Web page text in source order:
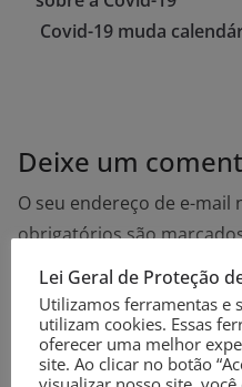
Covid-19 muda
Deixe um
O seu endereço de e-mail
obrigatórios são
Comentário *
Lei Geral de Proteção
Utilizamos ferramentas e
utilizam cookies. Essas
oferecer uma melhor
site. Ao clicar no botão